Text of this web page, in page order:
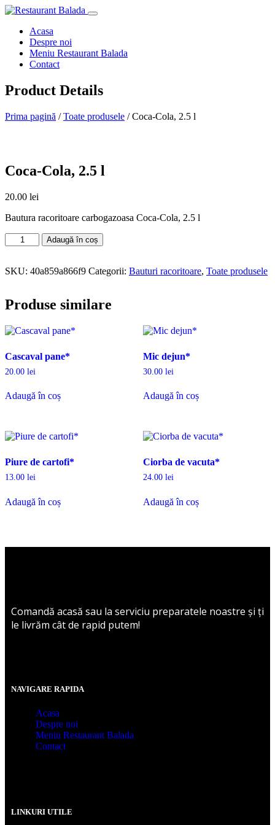
Acasa
Despre noi
Meniu Restaurant Balada
Contact
Product Details
Prima pagină /Toate produsele / Coca-Cola, 2.5 l
Coca-Cola, 2.5 l
20.00 lei
Bautura racoritoare carbogazoasa Coca-Cola, 2.5 l
Adaugă în coș
SKU: 40a859a866f9 Categorii: Bauturi racoritoare, Toate produsele
Produse similare
Cascaval pane*
20.00 lei
Adaugă în coș
Mic dejun*
30.00 lei
Adaugă în coș
Piure de cartofi*
13.00 lei
Adaugă în coș
Ciorba de vacuta*
24.00 lei
Adaugă în coș
Comandă acasă sau la serviciu preparatele noastre și ți
le livrăm cât de rapid putem!
NAVIGARE RAPIDA
Acasa
Despre noi
Meniu Restaurant Balada
Contact
LINKURI UTILE